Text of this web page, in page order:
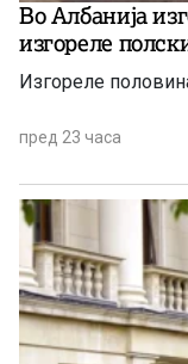
Во Албанија
изгореле
Изгореле
пред 23 часа